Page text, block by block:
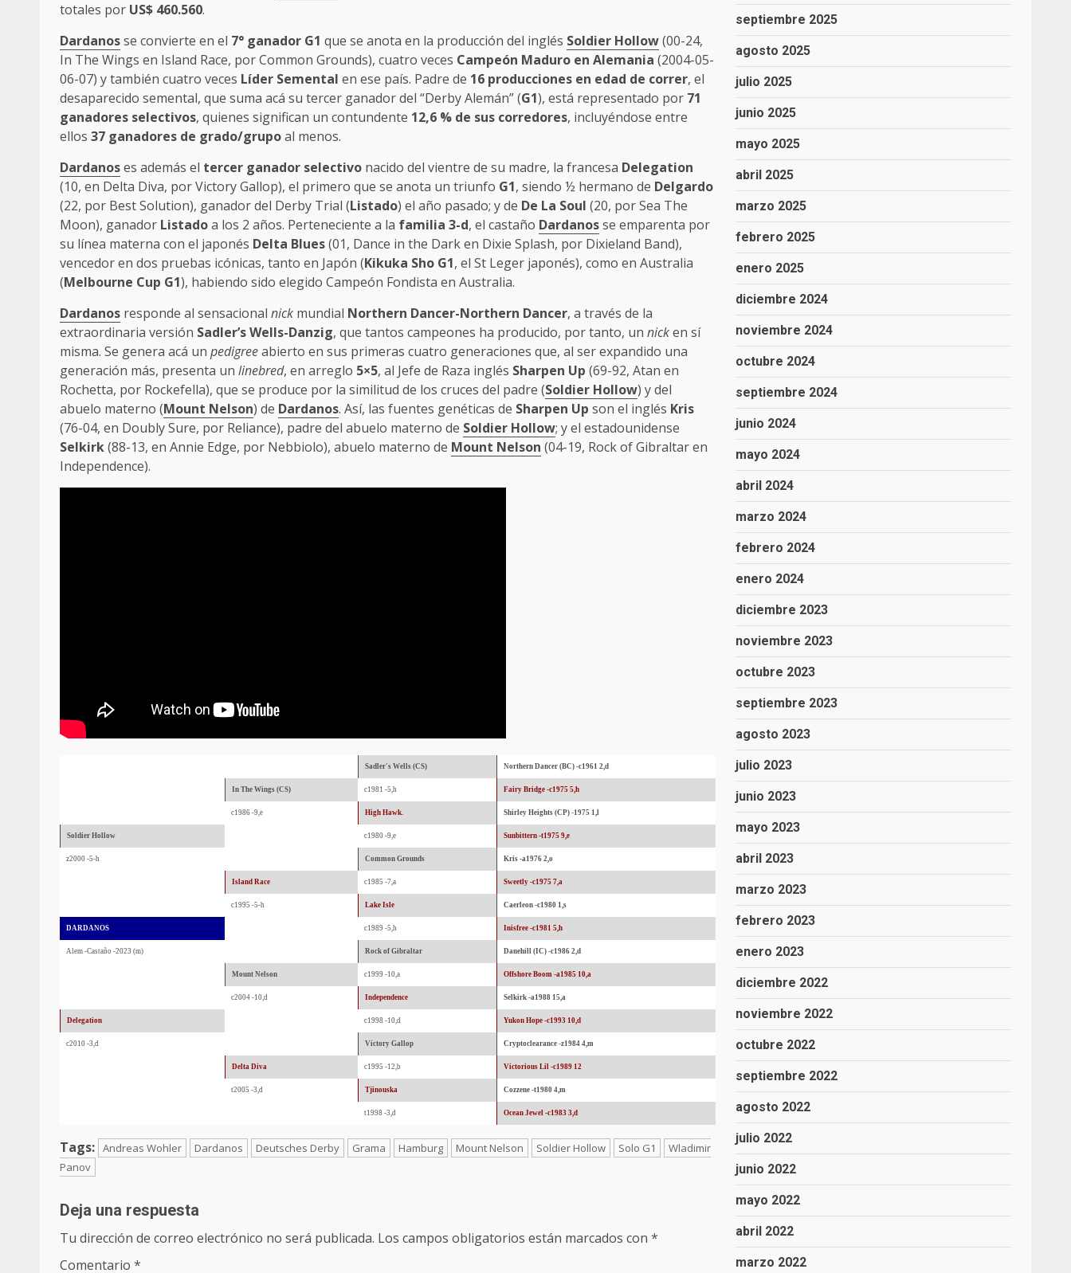
totales por US$ 460.560.
Dardanosse convierte en el 7° ganador G1 que se anota en la producción del inglés Soldier Hollow(00-24,
In The Wings en Island Race, por Common Grounds), cuatro veces Campeón Maduro en Alemania (2004-05-
06-07) y también cuatro veces Líder Semental en ese país. Padre de 16 producciones en edad de correr, el
desaparecido semental, que suma acá su tercer ganador del “Derby Alemán” (G1), está representado por 71
ganadores selectivos, quienes significan un contundente 12,6 % de sus corredores, incluyéndose entre
ellos 37 ganadores de grado/grupoal menos.
Dardanoses además el tercer ganador selectivo nacido del vientre de su madre, la francesa Delegation
(10, en Delta Diva, por Victory Gallop), el primero que se anota un triunfo G1, siendo ½ hermano de Delgardo
(22, por Best Solution), ganador del Derby Trial (Listado) el año pasado; y de De La Soul (20, por Sea The
Moon), ganador Listadoa los 2 años. Perteneciente a la familia 3-d, el castaño Dardanosse emparenta por
su línea materna con el japonés Delta Blues(01, Dance in the Dark en Dixie Splash, por Dixieland Band),
vencedor en dos pruebas icónicas, tanto en Japón (Kikuka Sho G1, el St Leger japonés), como en Australia
(Melbourne Cup G1), habiendo sido elegido Campeón Fondista en Australia.
Dardanos responde al sensacional nick mundial Northern Dancer-Northern Dancer, a través de la
extraordinaria versión Sadler’s Wells-Danzig, que tantos campeones ha producido, por tanto, un nicken sí
misma. Se genera acá un pedigreeabierto en sus primeras cuatro generaciones que, al ser expandido una
generación más, presenta un linebred, en arreglo 5×5, al Jefe de Raza inglés Sharpen Up (69-92, Atan en
Rochetta, por Rockefella), que se produce por la similitud de los cruces del padre (Soldier Hollow) y del
abuelo materno (Mount Nelson) de Dardanos. Así, las fuentes genéticas de Sharpen Up son el inglés Kris
(76-04, en Doubly Sure, por Reliance), padre del abuelo materno de Soldier Hollow; y el estadounidense
Selkirk(88-13, en Annie Edge, por Nebbiolo), abuelo materno de Mount Nelson (04-19, Rock of Gibraltar en
Independence).
Sadler's Wells (CS) Northern Dancer (BC) -c1961 2,d
In The Wings (CS) c1981 -5,h Fairy Bridge -c1975 5,h
c1986 -9,e High Hawk. Shirley Heights (CP) -1975 1,l
Soldier Hollow c1980 -9,e Sunbittern -t1975 9,e
z2000 -5-h Common Grounds Kris -a1976 2,o
Island Race c1985 -7,a Sweetly -c1975 7,a
c1995 -5-h Lake Isle Caerleon -c1980 1,s
DARDANOS c1989 -5,h Inisfree -c1981 5,h
Alem -Castaño -2023 (m) Rock of Gibraltar Danehill (IC) -c1986 2,d
Mount Nelson c1999 -10,a Offshore Boom -a1985 10,a
c2004 -10,d Independence Selkirk -a1988 15,a
Delegation c1998 -10,d Yukon Hope -c1993 10,d
c2010 -3,d Victory Gallop Cryptoclearance -z1984 4,m
Delta Diva c1995 -12,b Victorious Lil -c1989 12
t2005 -3,d Tjinouska Cozzene -t1980 4,m
t1998 -3,d Ocean Jewel -c1983 3,d
Tags: Andreas Wohler Dardanos Deutsches Derby Grama Hamburg Mount Nelson Soldier Hollow Solo G1
Wladimir
Panov
Deja una respuesta
Tu dirección de correo electrónico no será publicada. Los campos obligatorios están marcados con *
Comentario *
septiembre 2025
agosto 2025
julio 2025
junio 2025
mayo 2025
abril 2025
marzo 2025
febrero 2025
enero 2025
diciembre 2024
noviembre 2024
octubre 2024
septiembre 2024
junio 2024
mayo 2024
abril 2024
marzo 2024
febrero 2024
enero 2024
diciembre 2023
noviembre 2023
octubre 2023
septiembre 2023
agosto 2023
julio 2023
junio 2023
mayo 2023
abril 2023
marzo 2023
febrero 2023
enero 2023
diciembre 2022
noviembre 2022
octubre 2022
septiembre 2022
agosto 2022
julio 2022
junio 2022
mayo 2022
abril 2022
marzo 2022